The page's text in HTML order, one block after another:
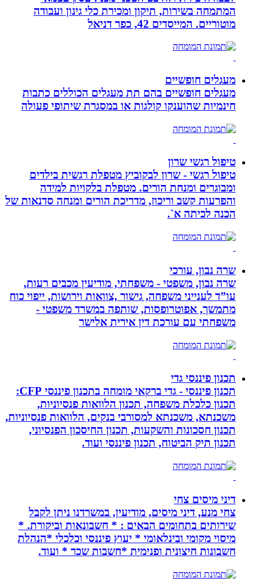
המתמחה בשירות, תיקון ומכירת כלי גינון ועבודה
מוטוריים. המייסדים 42, כפר דניאל
מעגלים חופשיים
מעגלים חופשיים בהם תת מעגלים הכוללים כתבות
חינמיות שהוענקו קולגות או במסגרת שיתופי פעולה
טיפול רגשי שרון
טיפול רגשי - שרון לבקוביץ מטפלת רגשית בילדים
ומבוגרים ומנחת הורים. מטפלת בלקויות למידה
והפרעות קשב וריכוז, מדריכת הורים ומנחה סדנאות של
הכנה לכיתה א`.
שרה נבון, עורכי
שרה נבון, משפטי - משפחתי, מודיעין מכבים רעות,
עו”ד לענייני משפחה, גישור ,צוואות וירושות, ייפוי כוח
מתמשך, אפוטרופסות, שותפה במשרד משפטי -
משפחתי עם עורכת דין אירית אלישר
תכנון פיננסי גדי
תכנון פיננסי - גדי ברקאי מומחה בתכנון פיננסי CFP:
תכנון כלכלת משפחה, תכנון הלוואות פנסיוניות,
משכנתא, משכנתא למסורבי בנקים, הלוואות פנסיוניות,
תכנון חסכונות והשקעות, תכנון החיסכון הפנסיוני,
תכנון תיק הביטוח, תכנון פיננסי ועוד.
דיני מיסים צחי
צחי מנע, דיני מיסים, מודיעין, במשרדנו ניתן לקבל
שירותים בתחומים הבאים : * חשבונאות וביקורת. *
מיסוי מקומי ובינלאומי * יעוץ פיננסי וכלכלי *הנהלת
חשבונות חיצונית ופנימית *חשבות שכר * ועוד.